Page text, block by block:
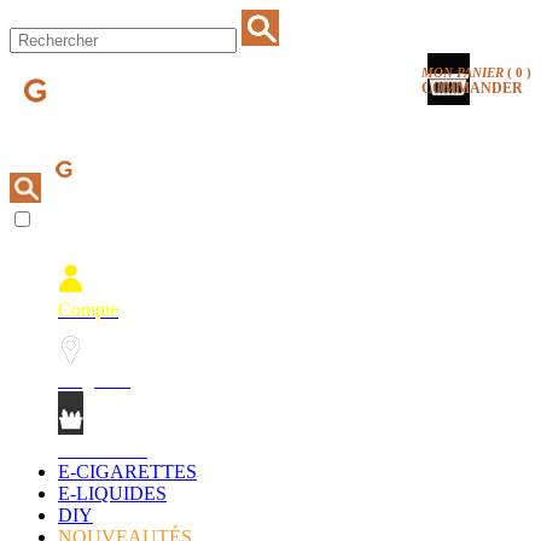
MON PANIER ( 0 )
COMMANDER
Compte
E-CIGARETTES
E-LIQUIDES
DIY
NOUVEAUTÉS